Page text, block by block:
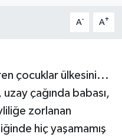
A- A+
çocuklar ülkesini...
çağında babası,
zorlanan
hiç yaşamamış